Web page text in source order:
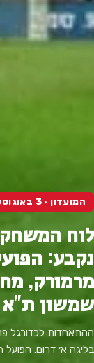
המועדון · 3 באוגוסט 2026
נקבע:
מרמורק,
שמשון ת"א
בליגה א׳ דרום.